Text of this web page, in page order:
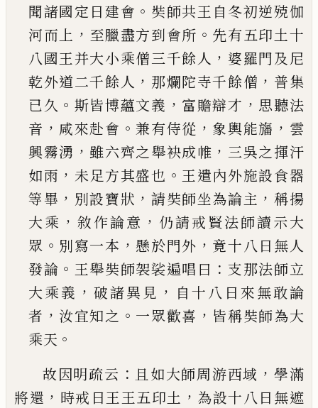
聞諸國定日建會 。 奘師共王自冬初逆殑伽
河而 上 ， 至臘盡方到會所 。 先有五印土十
八國王并大小乘僧三千餘人 ， 婆羅門及尼
乾外道二千餘人 ， 那爛陀寺千餘僧 ， 普集
已久 。 斯皆博蘊文義 ， 富贍辯才 ， 思聽法
音 ， 咸來赴會 。兼有侍從 ， 象輿能旛 ， 雲
興霧湧 ，雖六齊之舉袂成帷 ， 三吳之揮汗
如雨 ， 未足方其盛也 。 王遣內外施設食器
等畢 ， 別設寶狀 ， 請奘師坐為論主 ， 稱揚
大乘 ， 敘作論意 ， 仍請戒賢法師讀示大
眾 。 別寫一本 ，懸於門外 ， 竟十八日無人
發論 。 王舉奘師袈裟遍唱曰 ： 支那法師立
大乘義 ， 破諸異見 ， 自十八日來無敢論
者 ， 汝宜知之 。 一眾歡喜 ， 皆稱奘師為大
乘天 。
故因明疏云 ： 且如大師周游西域 ， 學滿
將還 ， 時戒日王王五印土 ， 為設十八日無遮